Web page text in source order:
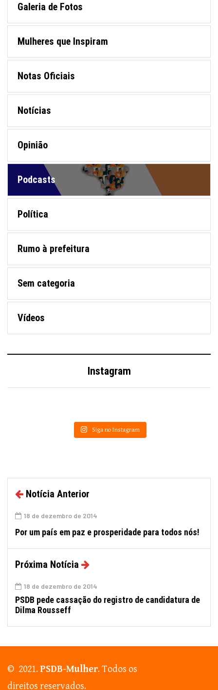
Galeria de Fotos
Mulheres que Inspiram
Notas Oficiais
Notícias
Opinião
Podcasts
Política
Rumo à prefeitura
Sem categoria
Vídeos
Instagram
Siga no Instagram
Notícia Anterior
18 de dezembro de 2014
Por um país em paz e prosperidade para todos nós!
Próxima Notícia
18 de dezembro de 2014
PSDB pede cassação do registro de candidatura de
Dilma Rousseff
© 2021.PSDB-Mulher. Todos os
direitos reservados.